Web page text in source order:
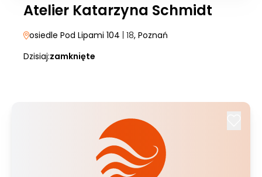
Atelier Katarzyna Schmidt
osiedle Pod Lipami 104 | 18, Poznań
Dzisiaj:zamknięte